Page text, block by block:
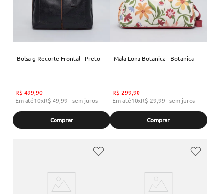
Bolsa g Recorte Frontal - Preto
R$ 499,90
Em até10xR$ 49,99 sem juros
Comprar
Mala Lona Botanica - Botanica
R$ 299,90
Em até10xR$ 29,99 sem juros
Comprar